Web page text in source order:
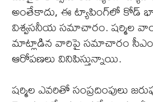
అంతేకాదు, ఈ ట్యాపింగ్‌లో కోడ్
విశ్వసనీయ సమాచారం. షర్మిల
మాట్లాడిన వారిపై సమాచారం సీఎం
ఆరోపణలు వినిపిస్తున్నాయి.
షర్మిల ఎవరితో సంప్రదింపులు